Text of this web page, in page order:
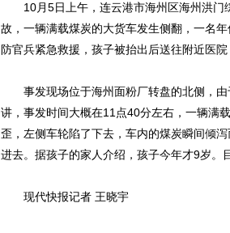
10月5日上午，连云港市海州区海州洪门
故，一辆满载煤炭的大货车发生侧翻，一名
防官兵紧急救援，孩子被抬出后送往附近医
事发现场位于海州面粉厂转盘的北侧，由
讲，事发时间大概在11点40分左右，一辆满
歪，左侧车轮陷了下去，车内的煤炭瞬间倾
进去。据孩子的家人介绍，孩子今年才9岁。
现代快报记者 王晓宇